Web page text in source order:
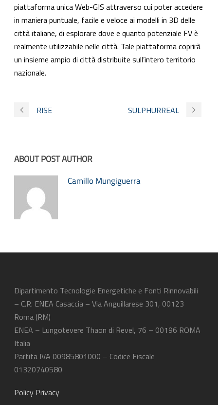
piattaforma unica Web-GIS attraverso cui poter accedere
in maniera puntuale, facile e veloce ai modelli in 3D delle
città italiane, di esplorare dove e quanto potenziale FV è
realmente utilizzabile nelle città. Tale piattaforma coprirà
un insieme ampio di città distribuite sull’intero territorio
nazionale.
RISE SULPHURREAL
ABOUT POST AUTHOR
Camillo Mungiguerra
Dipartimento Tecnologie Energetiche e Fonti Rinnovabili
– C.R. ENEA Casaccia – Via Anguillarese 301, 00123
Roma (RM)
ENEA – Lungotevere Thaon di Revel, 76 – 00196 ROMA
Italia
Partita IVA 00985801000 – Codice Fiscale
01320740580
Policy Privacy